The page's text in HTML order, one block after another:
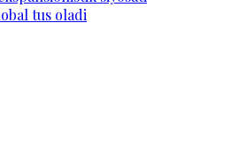
tus oladi